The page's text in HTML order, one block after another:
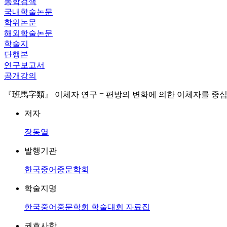
국내학술논문
학위논문
해외학술논문
학술지
단행본
연구보고서
공개강의
『班馬字類』 이체자 연구 = 편방의 변화에 의한 이체자를 중
저자
장동열
발행기관
한국중어중문학회
학술지명
한국중어중문학회 학술대회 자료집